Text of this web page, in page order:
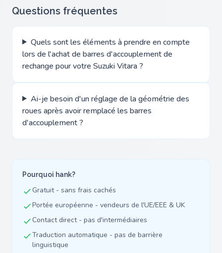
Questions fréquentes
Quels sont les éléments à prendre en compte
lors de l'achat de barres d'accouplement de
rechange pour votre Suzuki Vitara ?
Ai-je besoin d'un réglage de la géométrie des
roues après avoir remplacé les barres
d'accouplement ?
Pourquoi hank?
Gratuit - sans frais cachés
Portée européenne - vendeurs de l'UE/EEE & UK
Contact direct - pas d'intermédiaires
Traduction automatique - pas de barrière
linguistique